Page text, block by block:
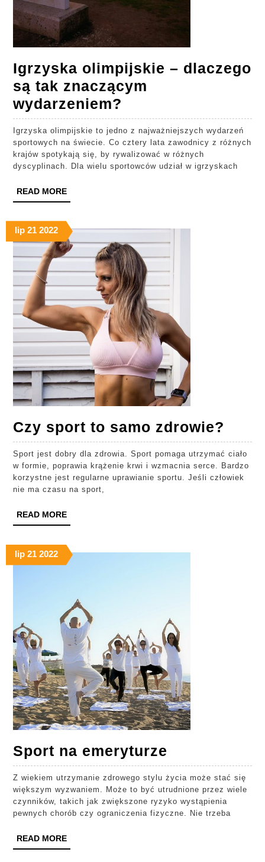
Igrzyska olimpijskie – dlaczego
są tak znaczącym
wydarzeniem?
olimpijskie
–
dlaczego
są
wydarzeniem?
Igrzyska olimpijskie to jedno z najważniejszych wydarzeń
sportowych na świecie. Co cztery lata zawodnicy z różnych
krajów spotykają się, by rywalizować w różnych
dyscyplinach. Dla wielu sportowców udział w igrzyskach
READ MOREREAD
MORE
lip 21 2022
Czy sport to samo zdrowie?
sport
to
samo
Sport jest dobry dla zdrowia. Sport pomaga utrzymać ciało
w formie, poprawia krążenie krwi i wzmacnia serce. Bardzo
korzystne jest regularne uprawianie sportu. Jeśli człowiek
nie ma czasu na sport,
READ MOREREAD
MORE
lip 21 2022
Sport na emeryturze
na
emeryturze
Z wiekiem utrzymanie zdrowego stylu życia może stać się
większym wyzwaniem. Może to być utrudnione przez wiele
czynników, takich jak zwiększone ryzyko wystąpienia
pewnych chorób czy ograniczenia fizyczne. Nie trzeba
READ MOREREAD
MORE